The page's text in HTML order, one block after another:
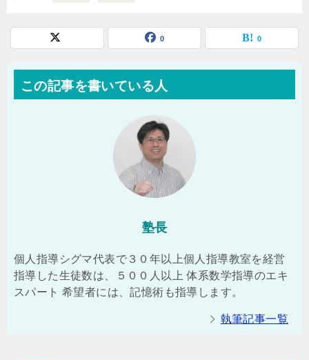
0 0
この記事を書いている人
塾長
個人指導シグマ代表で３０年以上個人指導教室を経営
指導した生徒数は、５００人以上 体系数学指導のエキ
スパート 希望者には、記憶術も指導します。
執筆記事一覧